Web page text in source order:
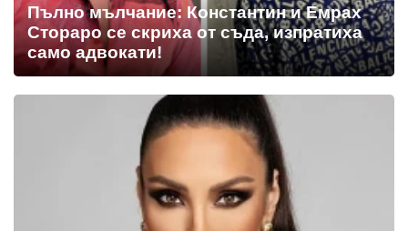
Пълно мълчание: Константин и Емрах
Стораро се скриха от съда, изпратиха
само адвокати!